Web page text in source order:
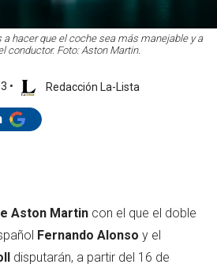
hacer que el coche sea más manejable y a
conductor. Foto: Aston Martin.
• Redacción La-Lista
Aston Martin con el que el doble
Fernando Alonso y el
disputarán, a partir del 16 de